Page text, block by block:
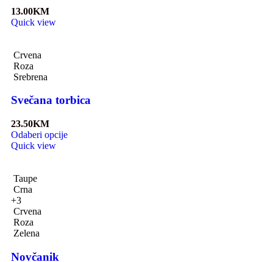
13.00KM
Quick view
Crvena
Roza
Srebrena
Svečana torbica
23.50KM
Odaberi opcije
Quick view
Taupe
Crna
+3
Crvena
Roza
Zelena
Novčanik